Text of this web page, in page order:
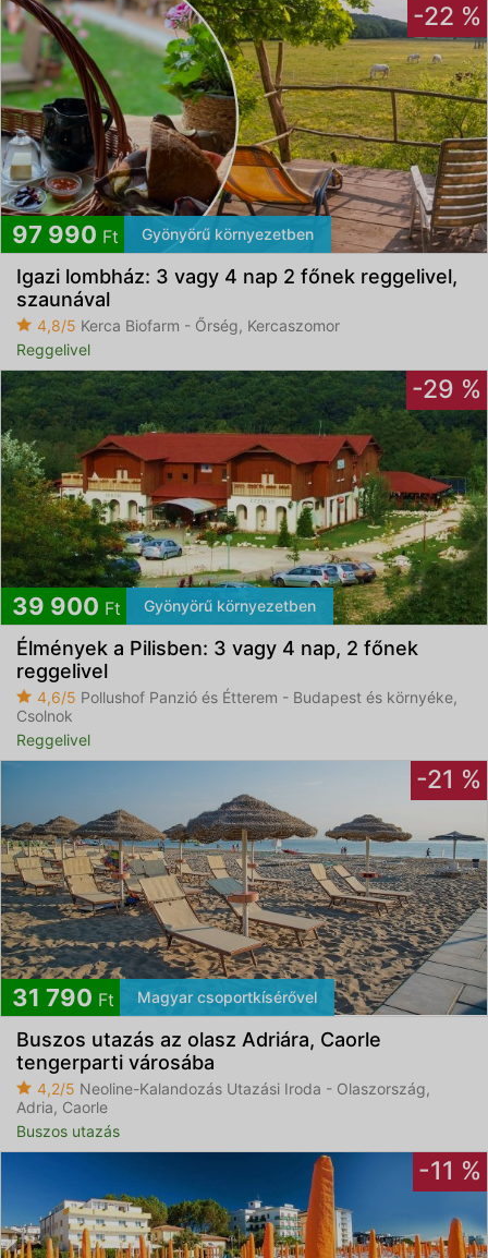
-22 %
97 990 Ft Gyönyörű környezetben
Igazi lombház: 3 vagy 4 nap 2 főnek reggelivel,
szaunával
4,8/5 Kerca Biofarm - Őrség, Kercaszomor
Reggelivel
-29 %
39 900 Ft Gyönyörű környezetben
Élmények a Pilisben: 3 vagy 4 nap, 2 főnek
reggelivel
4,6/5 Pollushof Panzió és Étterem - Budapest és környéke,
Csolnok
Reggelivel
-21 %
31 790 Ft Magyar csoportkísérővel
Buszos utazás az olasz Adriára, Caorle
tengerparti városába
4,2/5 Neoline-Kalandozás Utazási Iroda - Olaszország,
Adria, Caorle
Buszos utazás
-11 %